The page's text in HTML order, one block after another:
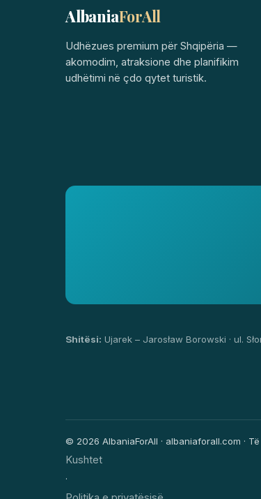
AlbaniaForAll
Udhëzues premium për Shqipëria —
akomodim, atraksione dhe planifikim
udhëtimi në çdo qytet turistik.
Shitësi: Ujarek – Jarosław Borowski · ul.
© 2026 AlbaniaForAll · albaniaforall.com ·
Kushtet
·